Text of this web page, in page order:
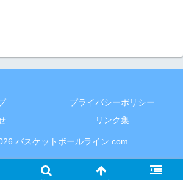
プライバシーポリシー
リンク集
バスケットボールライン.com.